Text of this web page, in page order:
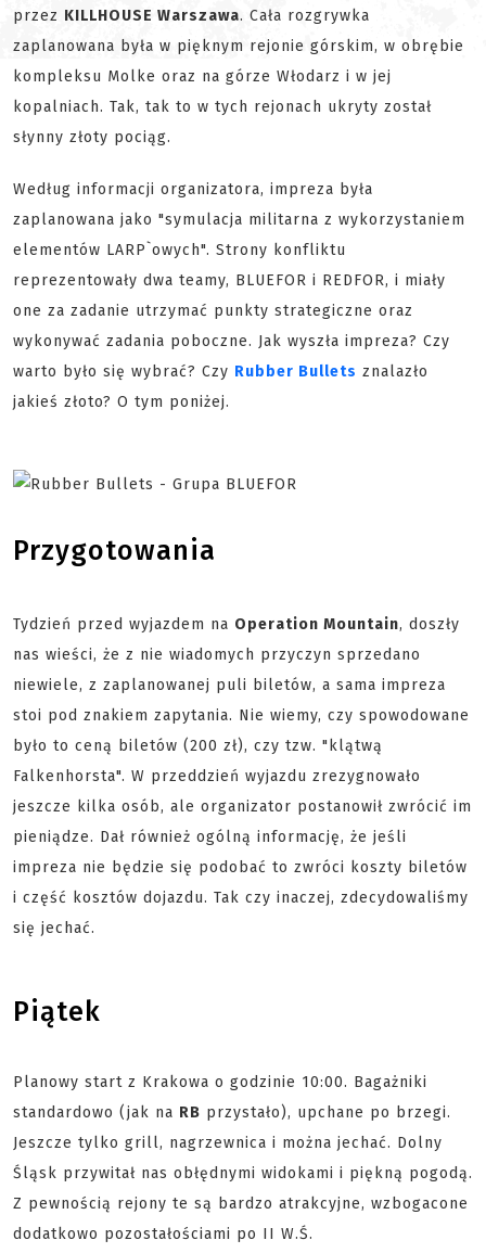
przez KILLHOUSE Warszawa. Cała rozgrywka
zaplanowana była w pięknym rejonie górskim, w obrębie
kompleksu Molke oraz na górze Włodarz i w jej
kopalniach. Tak, tak to w tych rejonach ukryty został
słynny złoty pociąg.
Według informacji organizatora, impreza była
zaplanowana jako "symulacja militarna z wykorzystaniem
elementów LARP`owych". Strony konfliktu
reprezentowały dwa teamy, BLUEFOR i REDFOR, i miały
one za zadanie utrzymać punkty strategiczne oraz
wykonywać zadania poboczne. Jak wyszła impreza? Czy
warto było się wybrać? Czy Rubber Bullets znalazło
jakieś złoto? O tym poniżej.
Przygotowania
Tydzień przed wyjazdem na Operation Mountain, doszły
nas wieści, że z nie wiadomych przyczyn sprzedano
niewiele, z zaplanowanej puli biletów, a sama impreza
stoi pod znakiem zapytania. Nie wiemy, czy spowodowane
było to ceną biletów (200 zł), czy tzw. "klątwą
Falkenhorsta". W przeddzień wyjazdu zrezygnowało
jeszcze kilka osób, ale organizator postanowił zwrócić im
pieniądze. Dał również ogólną informację, że jeśli
impreza nie będzie się podobać to zwróci koszty biletów
i część kosztów dojazdu. Tak czy inaczej, zdecydowaliśmy
się jechać.
Piątek
Planowy start z Krakowa o godzinie 10:00. Bagażniki
standardowo (jak na RB przystało), upchane po brzegi.
Jeszcze tylko grill, nagrzewnica i można jechać. Dolny
Śląsk przywitał nas obłędnymi widokami i piękną pogodą.
Z pewnością rejony te są bardzo atrakcyjne, wzbogacone
dodatkowo pozostałościami po II W.Ś.